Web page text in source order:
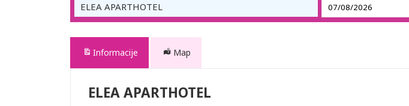
ELEA APARTHOTEL
Informacije Map
ELEA APARTHOTEL